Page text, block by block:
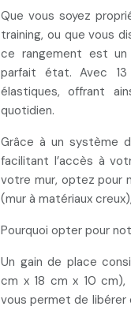
Que vous soyez
training, ou que vous
ce rangement est un
parfait état. Avec
élastiques, offrant
quotidien.
Grâce à un système
facilitant l’accès à
votre mur, optez pour
(mur à matériaux
Pourquoi opter pour
Un gain de place
cm x 18 cm x 10 cm),
vous permet de libérer